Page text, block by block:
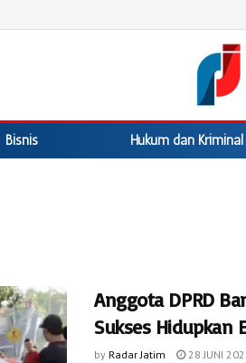
Bisnis Hukum dan Kriminal
Anggota DPRD
Sukses Hidupkan
by Radar Jatim 28 JUNI